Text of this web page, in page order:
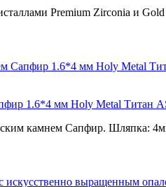
Premium Zirconia и
1.6*4 мм Holy Metal Титан
камнем Сапфир. Шляпка: